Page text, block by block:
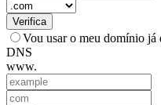
Verifica
Vou usar o meu domínio já
DNS
www.